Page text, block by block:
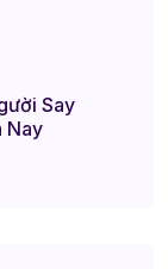
Say
Nay